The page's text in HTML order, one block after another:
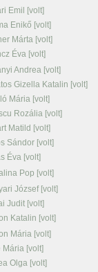
Emil [volt]
Enikő [volt]
Márta [volt]
Éva [volt]
Andrea [volt]
Gizella Katalin [volt]
Mária [volt]
Rozália [volt]
Matild [volt]
Sándor [volt]
Éva [volt]
Pop [volt]
József [volt]
Judit [volt]
Katalin [volt]
Mária [volt]
Mária [volt]
Olga [volt]